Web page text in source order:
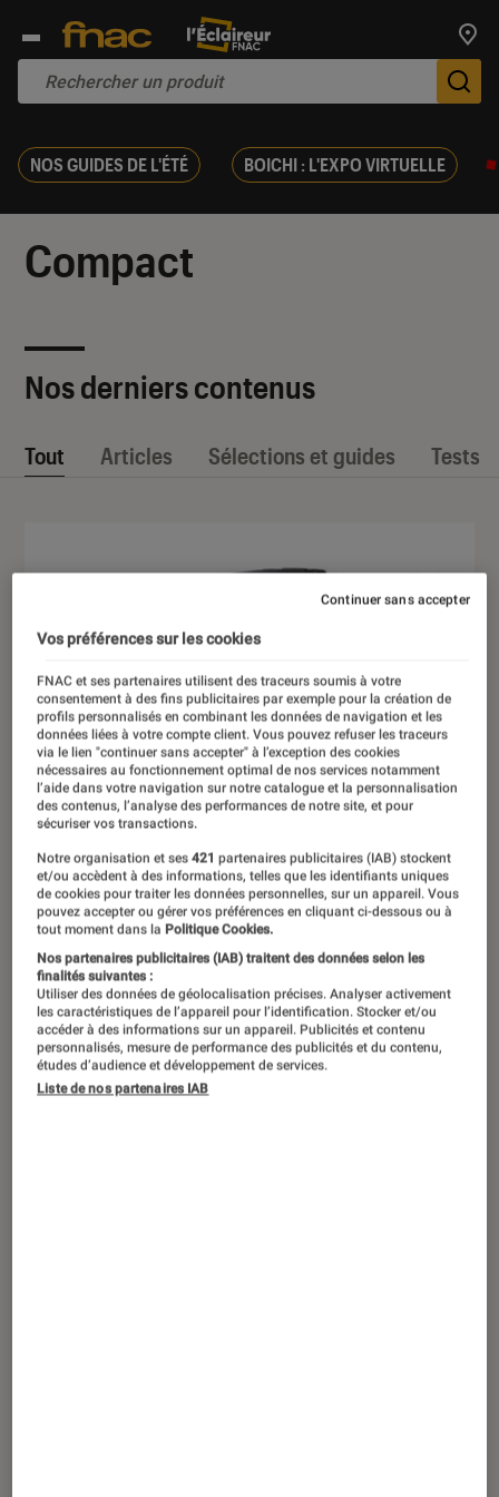
NOS GUIDES DE L'ÉTÉ BOICHI : L'EXPO VIRTUELLE
Compact
Nos derniers contenus
Tout Articles Sélections et guides Tests
Mais c’est quoi au juste un appareil
photo tropicalisé ?
ACTU
Photo et vidéo • 22 sep. 2017
Vos préférences sur les cookies
FNAC et ses partenaires utilisent des traceurs soumis à votre
consentement à des fins publicitaires par exemple pour la création de
profils personnalisés en combinant les données de navigation et les
données liées à votre compte client. Vous pouvez refuser les traceurs
via le lien "continuer sans accepter" à l’exception des cookies
nécessaires au fonctionnement optimal de nos services notamment
l’aide dans votre navigation sur notre catalogue et la personnalisation
des contenus, l’analyse des performances de notre site, et pour
sécuriser vos transactions.
Notre organisation et ses421 partenaires publicitaires (IAB) stockent
et/ou accèdent à des informations, telles que les identifiants uniques
de cookies pour traiter les données personnelles, sur un appareil. Vous
pouvez accepter ou gérer vos préférences en cliquant ci-dessous ou à
tout moment dans la Politique Cookies.
Nos partenaires publicitaires (IAB) traitent des données selon les
finalités suivantes :
Utiliser des données de géolocalisation précises. Analyser activement
les caractéristiques de l’appareil pour l’identification. Stocker et/ou
accéder à des informations sur un appareil. Publicités et contenu
personnalisés, mesure de performance des publicités et du contenu,
études d’audience et développement de services.
Liste de nos partenaires IAB
Continuer sans accepter